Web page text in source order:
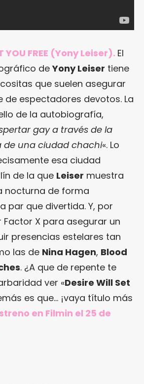
YOU FREE (Yony Leiser). El
deYony Leiser tiene
que suelen asegurar
de espectadores devotos. La
de la autobiografía,
gay a través de la
de una ciudad chachi«. Lo
esa ciudad
de la que Leiser muestra
nocturna de forma
par que divertida. Y, por
Factor X para asegurar un
presencias estelares tan
las de Nina Hagen, Blood
. ¿A que de repente te
ver «Desire Will Set
es que… ¡vaya título más
en Filmin el 25 de